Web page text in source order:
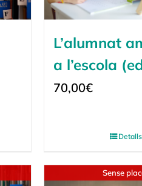
L’alumnat
a l’escola
70,00€
Detalls
Sense